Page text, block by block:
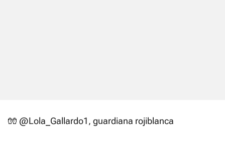
🧤 @Lola_Gallardo1, guardiana rojiblanca